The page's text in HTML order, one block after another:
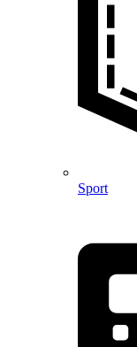
Sport